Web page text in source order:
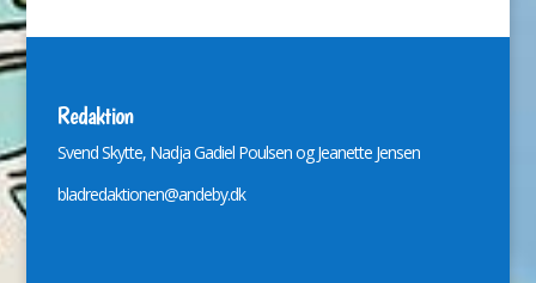
Redaktion
Svend Skytte, Nadja Gadiel Poulsen og Jeanette Jensen
bladredaktionen@andeby.dk